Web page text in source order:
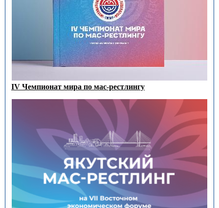
IV Чемпионат мира по мас-рестлингу